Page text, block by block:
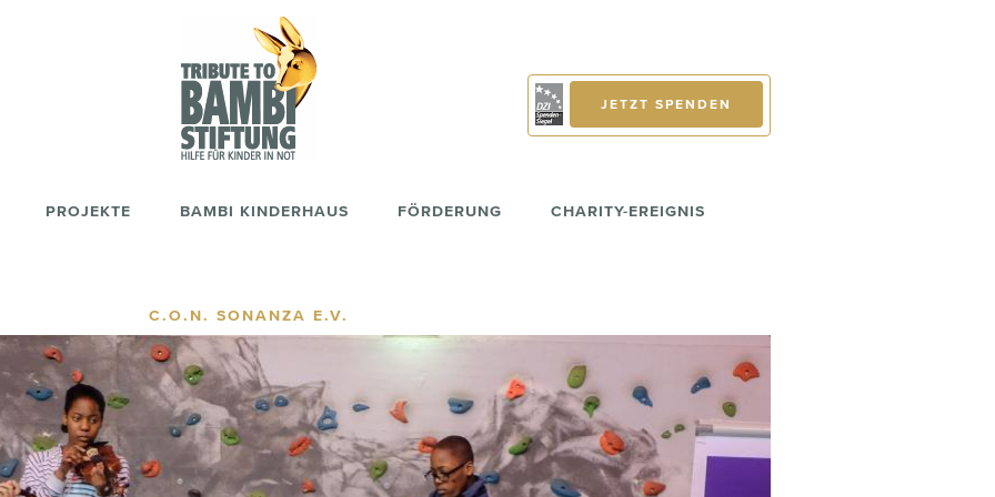
JETZT SPENDEN
PROJEKTE BAMBI KINDERHAUS FÖRDERUNG CHARITY-EREIGNIS
C.O.N. SONANZA E.V.